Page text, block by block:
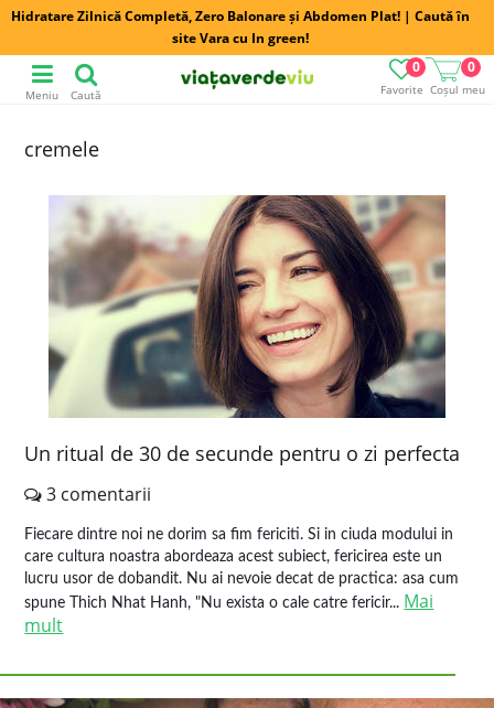
Hidratare Zilnică Completă, Zero Balonare și Abdomen Plat! | Caută în
site Vara cu In green!
Favorite
0
Coșul meu
0
Meniu Caută
cremele
Un ritual de 30 de secunde pentru o zi perfecta
3 comentarii
Fiecare dintre noi ne dorim sa fim fericiti. Si in ciuda modului in
care cultura noastra abordeaza acest subiect, fericirea este un
lucru usor de dobandit. Nu ai nevoie decat de practica: asa cum
spune Thich Nhat Hanh, "Nu exista o cale catre fericir... Mai
mult